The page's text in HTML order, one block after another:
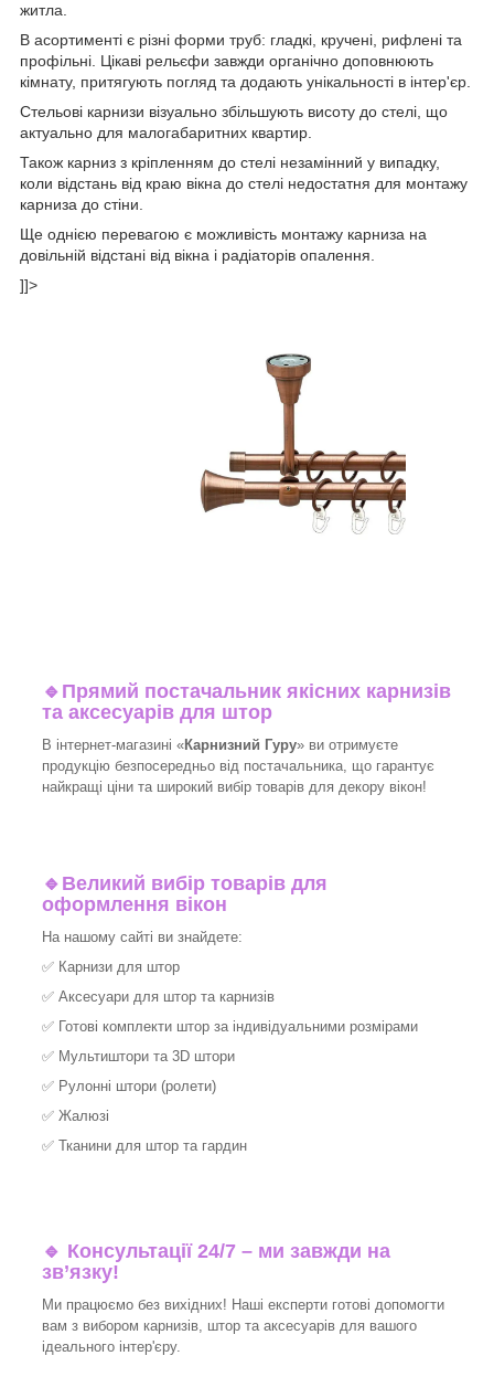
житла.
В асортименті є різні форми труб: гладкі, кручені, рифлені та
профільні. Цікаві рельєфи завжди органічно доповнюють
кімнату, притягують погляд та додають унікальності в інтер'єр.
Стельові карнизи візуально збільшують висоту до стелі, що
актуально для малогабаритних квартир.
Також карниз з кріпленням до стелі незамінний у випадку,
коли відстань від краю вікна до стелі недостатня для монтажу
карниза до стіни.
Ще однією перевагою є можливість монтажу карниза на
довільній відстані від вікна і радіаторів опалення.
]]>
🔹 Прямий постачальник якісних карнизів
та аксесуарів для штор
В інтернет-магазині «Карнизний Гуру» ви отримуєте
продукцію безпосередньо від постачальника, що гарантує
найкращі ціни та широкий вибір товарів для декору вікон!
🔹 Великий вибір товарів для
оформлення вікон
На нашому сайті ви знайдете:
✅ Карнизи для штор
✅ Аксесуари для штор та карнизів
✅ Готові комплекти штор за індивідуальними розмірами
✅ Мультиштори та 3D штори
✅ Рулонні штори (ролети)
✅ Жалюзі
✅ Тканини для штор та гардин
🔹 Консультації 24/7 – ми завжди на
зв’язку!
Ми працюємо без вихідних! Наші експерти готові допомогти
вам з вибором карнизів, штор та аксесуарів для вашого
ідеального інтер'єру.